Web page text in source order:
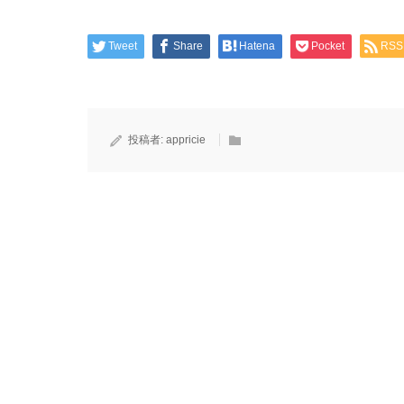
Tweet Share Hatena Pocket RSS
投稿者: appricie